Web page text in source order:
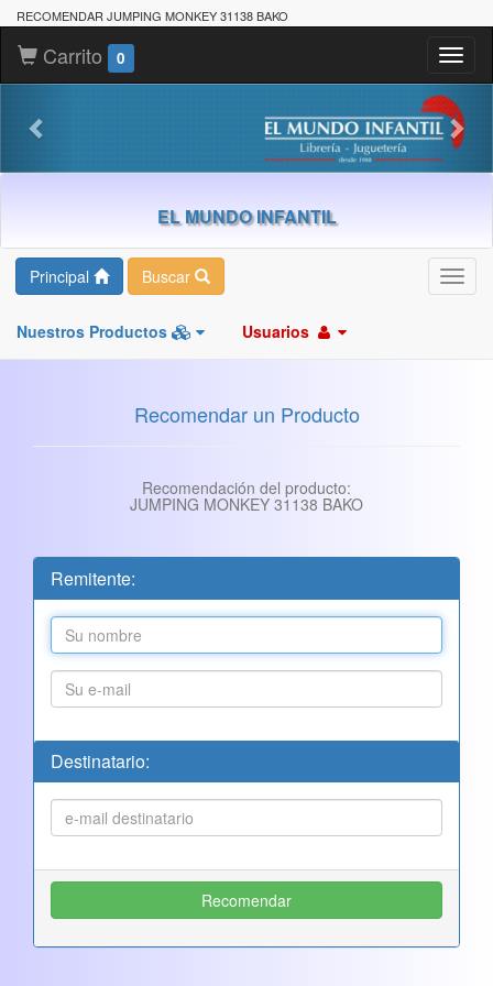
RECOMENDAR JUMPING MONKEY 31138 BAKO
Carrito 0
EL MUNDO INFANTIL
Principal Buscar
Nuestros Productos Usuarios
Recomendar un Producto
Recomendación del producto:
JUMPING MONKEY 31138 BAKO
Remitente:
Destinatario: